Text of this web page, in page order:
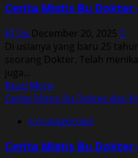
Bu
dan
Pohon
Besar
Cerita Mistis Bu Dokter
k71zv December 20, 2025 0
Di usianya yang baru 25
seorang Dokter. Telah
juga...
Read MoreRead
more
Cerita
Bu
Cerita Mistis Bu Dokter dan
Uncategorized
Cerita Mistis Bu Dokter